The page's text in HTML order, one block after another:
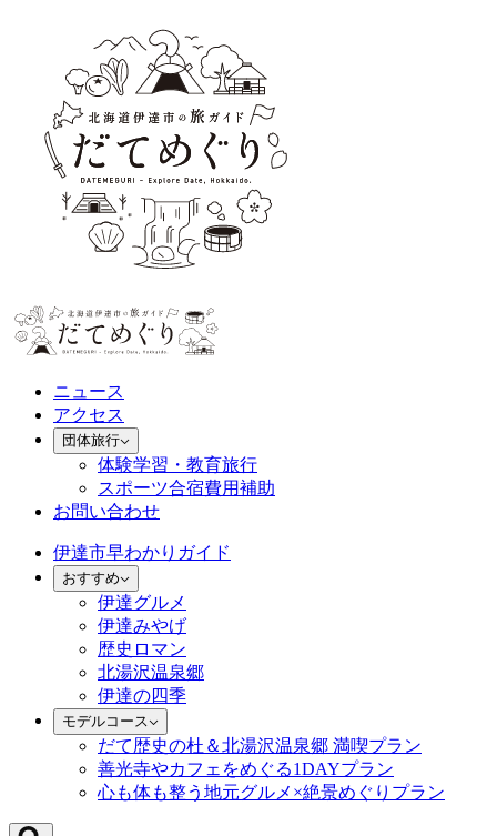
ニュース
アクセス
団体旅行
体験学習・教育旅行
スポーツ合宿費用補助
お問い合わせ
伊達市早わかりガイド
おすすめ
伊達グルメ
伊達みやげ
歴史ロマン
北湯沢温泉郷
伊達の四季
モデルコース
だて歴史の杜＆北湯沢温泉郷 満喫プラン
善光寺やカフェをめぐる1DAYプラン
心も体も整う地元グルメ×絶景めぐりプラン